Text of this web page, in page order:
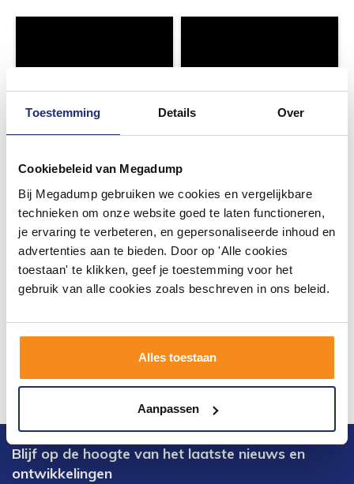
Toestemming Details Over
Cookiebeleid van Megadump
Bij Megadump gebruiken we cookies en vergelijkbare
technieken om onze website goed te laten functioneren,
je ervaring te verbeteren, en gepersonaliseerde inhoud en
advertenties aan te bieden. Door op 'Alle cookies
toestaan' te klikken, geef je toestemming voor het
gebruik van alle cookies zoals beschreven in ons beleid.
Alles toestaan
Aanpassen
Blijf op de hoogte van het laatste nieuws en
ontwikkelingen